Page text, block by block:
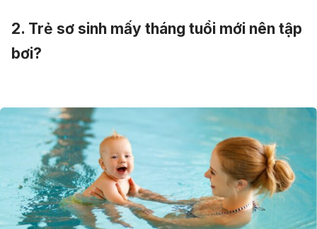
2. Trẻ sơ sinh mấy tháng tuổi mới nên tập
bơi?